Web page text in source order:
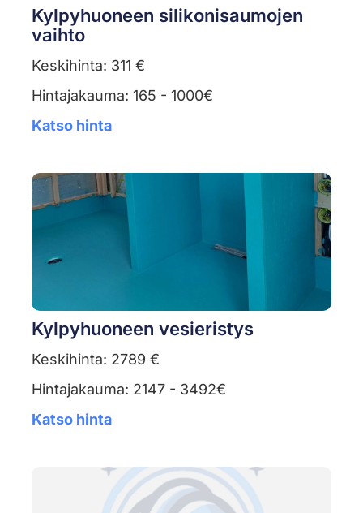
Kylpyhuoneen silikonisaumojen
vaihto
Keskihinta: 311 €
Hintajakauma: 165 - 1000€
Katso hinta
Kylpyhuoneen vesieristys
Keskihinta: 2789 €
Hintajakauma: 2147 - 3492€
Katso hinta